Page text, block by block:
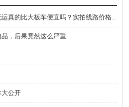
汽车托运深度对比：铁路托运真的比大板车便宜吗？实拍线路价格揭秘
，后果竟然这么严重
公开